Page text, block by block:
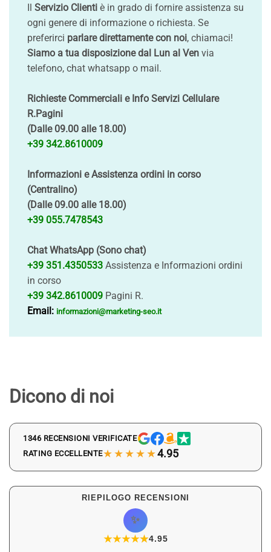
Servizio Clienti è in grado di fornire assistenza su
ogni genere di informazione o richiesta. Se
preferirci parlare direttamente con noi, chiamaci!
Siamo a tua disposizione dal Lun al Ven via
telefono, chat whatsapp o mail.
Richieste Commerciali e Info Servizi Cellulare
R.Pagini
(Dalle 09.00 alle 18.00)
+39 342.8610009
Informazioni e Assistenza ordini in corso
(Centralino)
(Dalle 09.00 alle 18.00)
+39 055.7478543
Chat WhatsApp (Sono chat)
+39 351.4350533 Assistenza e Informazioni ordini
in corso
+39 342.8610009 Pagini R.
Email: informazioni@marketing-seo.it
Dicono di noi
1346 RECENSIONI VERIFICATE
RATING ECCELLENTE★★★★★4.95
RIEPILOGO RECENSIONI
✨
★★★★★
★4.95